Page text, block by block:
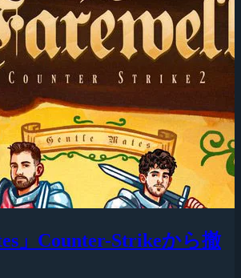
」Counter-Strikeから撤